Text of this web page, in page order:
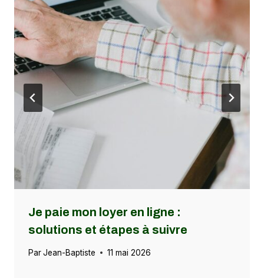
Je paie mon loyer en ligne :
solutions et étapes à suivre
ParJean-Baptiste 11 mai 2026